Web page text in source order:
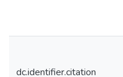
dc.identifier.citation